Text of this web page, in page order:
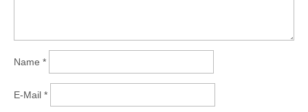
Name *
E-Mail *